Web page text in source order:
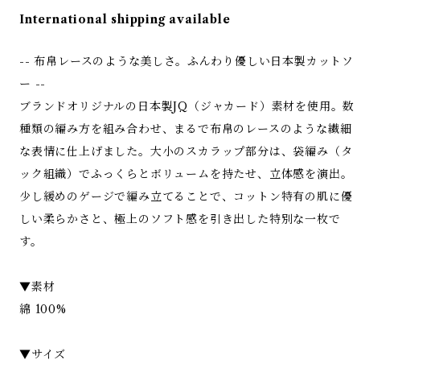
International shipping available
-- 布帛レースのような美しさ。ふんわり優しい日本製カットソ
ー --
ブランドオリジナルの日本製JQ（ジャカード）素材を使用。数
種類の編み方を組み合わせ、まるで布帛のレースのような繊細
な表情に仕上げました。大小のスカラップ部分は、袋編み（タ
ック組織）でふっくらとボリュームを持たせ、立体感を演出。
少し緩めのゲージで編み立てることで、コットン特有の肌に優
しい柔らかさと、極上のソフト感を引き出した特別な一枚で
す。
▼素材
綿 100%
▼サイズ